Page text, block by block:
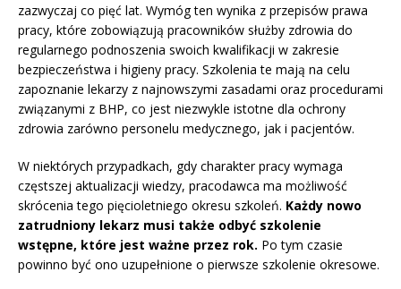
zazwyczaj co pięć lat. Wymóg ten wynika z przepisów prawa
pracy, które zobowiązują pracowników służby zdrowia do
regularnego podnoszenia swoich kwalifikacji w zakresie
bezpieczeństwa i higieny pracy. Szkolenia te mają na celu
zapoznanie lekarzy z najnowszymi zasadami oraz procedurami
związanymi z BHP, co jest niezwykle istotne dla ochrony
zdrowia zarówno personelu medycznego, jak i pacjentów.
W niektórych przypadkach, gdy charakter pracy wymaga
częstszej aktualizacji wiedzy, pracodawca ma możliwość
skrócenia tego pięcioletniego okresu szkoleń. Każdy nowo
zatrudniony lekarz musi także odbyć szkolenie
wstępne, które jest ważne przez rok. Po tym czasie
powinno być ono uzupełnione o pierwsze szkolenie okresowe.